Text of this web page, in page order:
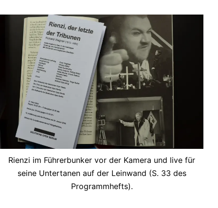
Rienzi im Führerbunker vor der Kamera und live für
seine Untertanen auf der Leinwand (S. 33 des
Programmhefts).